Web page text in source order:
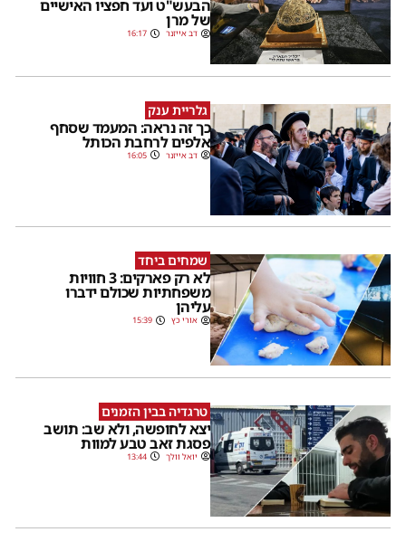
הבעש"ט ועד חפציו האישיים
של מרן
דב אייזנר 16:17
גלריית ענק
כך זה נראה: המעמד שסחף
אלפים לרחבת הכותל
דב אייזנר 16:05
שמחים ביחד
לא רק פארקים: 3 חוויות
משפחתיות שכולם ידברו
עליהן
אורי כץ 15:39
טרגדיה בבין הזמנים
יצא לחופשה, ולא שב: תושב
פסגת זאב טבע למוות
יואל וולך 13:44